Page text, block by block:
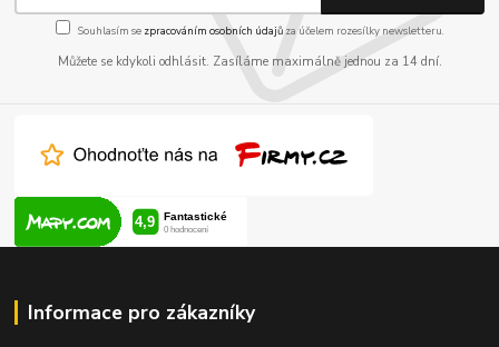
Souhlasím se zpracováním osobních údajůza účelem rozesílky newsletteru.
Můžete se kdykoli odhlásit. Zasíláme maximálně jednou za 14 dní.
Informace pro zákazníky